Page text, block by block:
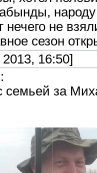
нечего не
сезон
16:50]
семьей за